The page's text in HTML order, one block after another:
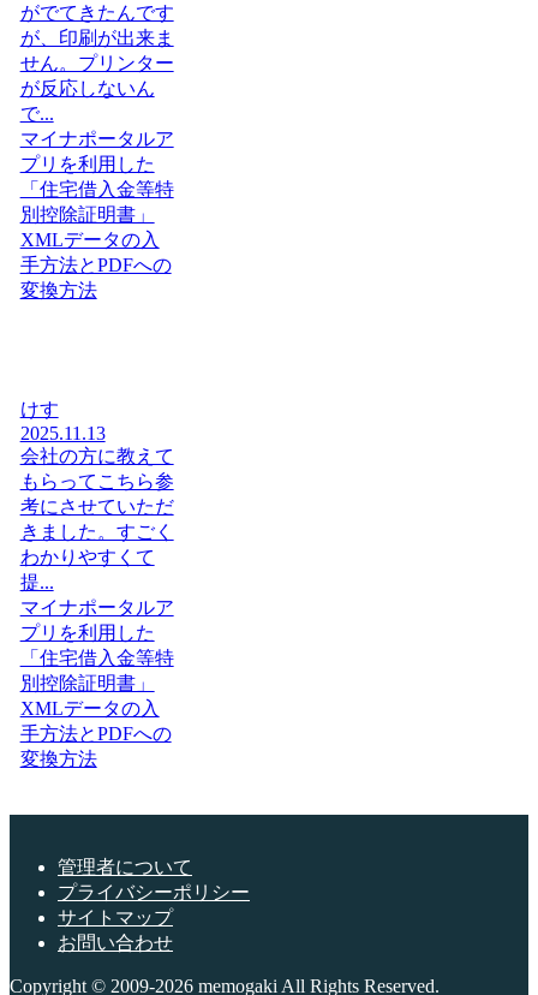
がでてきたんです
が、印刷が出来ま
せん。プリンター
が反応しないん
で...
マイナポータルア
プリを利用した
「住宅借入金等特
別控除証明書」
XMLデータの入
手方法とPDFへの
変換方法
けす
2025.11.13
会社の方に教えて
もらってこちら参
考にさせていただ
きました。すごく
わかりやすくて
提...
マイナポータルア
プリを利用した
「住宅借入金等特
別控除証明書」
XMLデータの入
手方法とPDFへの
変換方法
管理者について
プライバシーポリシー
サイトマップ
お問い合わせ
Copyright © 2009-2026 memogaki All Rights Reserved.